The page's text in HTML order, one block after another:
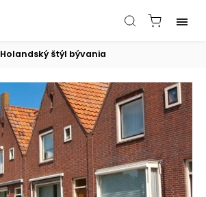
Holandský štýl bývania